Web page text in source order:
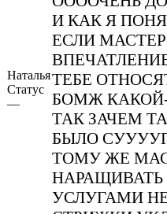
Наталья
Статус
—
И КАК Я
ЕСЛИ
ТЕБЕ
БОМЖ
ТАК ЗАЧЕМ
БЫЛО
ТОМУ ЖЕ
УСЛУГАМИ